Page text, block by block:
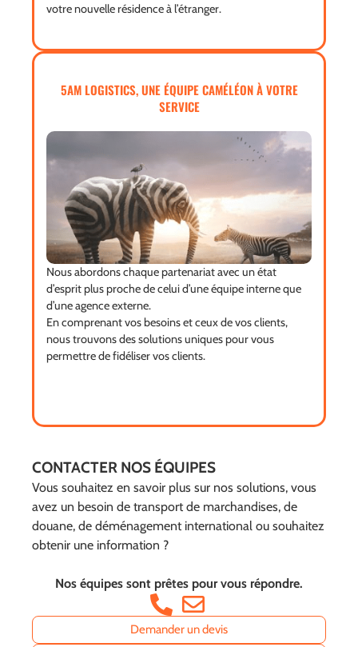
votre nouvelle résidence à l’étranger.
5AM LOGISTICS, UNE ÉQUIPE CAMÉLÉON À VOTRE
SERVICE
Nous abordons chaque partenariat avec un état
d’esprit plus proche de celui d’une équipe interne que
d’une agence externe.
En comprenant vos besoins et ceux de vos clients,
nous trouvons des solutions uniques pour vous
permettre de fidéliser vos clients.
CONTACTER NOS ÉQUIPES
Vous souhaitez en savoir plus sur nos solutions, vous
avez un besoin de transport de marchandises, de
douane, de déménagement international ou souhaitez
obtenir une information ?
Nos équipes sont prêtes pour vous répondre.
Demander un devis